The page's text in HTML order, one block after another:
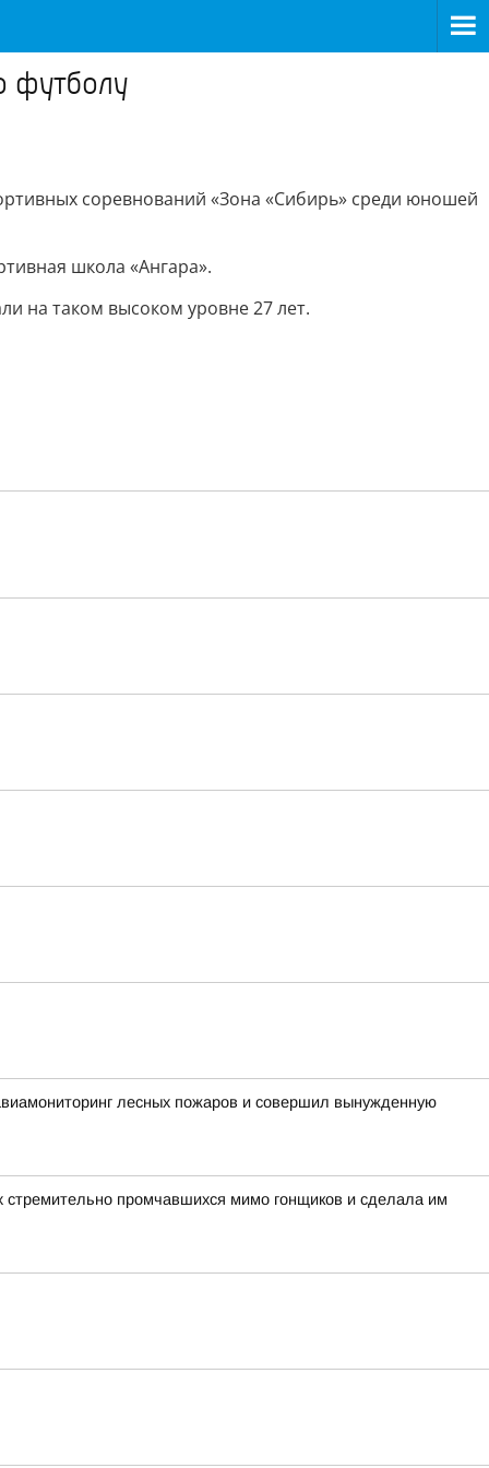
футболу
соревнований «Зона «Сибирь» среди юношей
школа «Ангара».
на таком высоком уровне 27 лет.
лесных пожаров и совершил вынужденную
стремительно промчавшихся мимо гонщиков и сделала им